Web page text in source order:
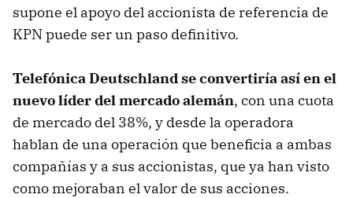
supone el apoyo del accionista de referencia de
KPN puede ser un paso definitivo.
Telefónica Deutschland se convertiría así en el
nuevo líder del mercado alemán, con una cuota
de mercado del 38%, y desde la operadora
hablan de una operación que beneficia a ambas
compañías y a sus accionistas, que ya han visto
como mejoraban el valor de sus acciones.